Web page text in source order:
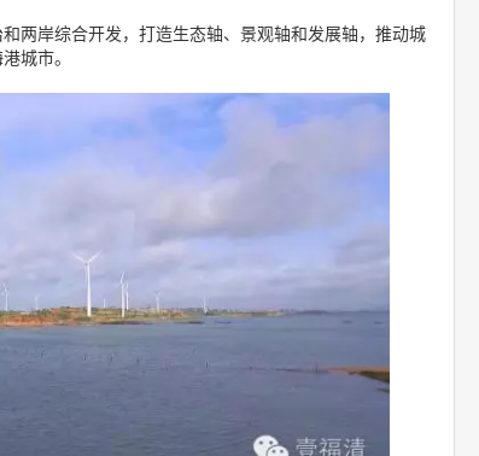
两岸综合开发，打造生态轴、景观轴和发展轴，推动城
城市。